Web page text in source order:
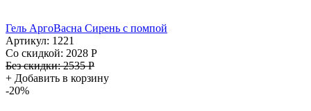
Гель АргоВасна Сирень с помпой
Артикул: 1221
Со скидкой: 2028 Р
Без скидки:2535 Р
+ Добавить в корзину
-20%